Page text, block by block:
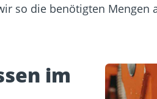
so die benötigten
im